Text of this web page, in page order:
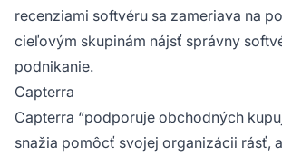
recenziami softvéru sa zameriava na
cieľovým skupinám nájsť správny
podnikanie.
Capterra
Capterra “podporuje obchodných
snažia pomôcť svojej organizácii rásť,